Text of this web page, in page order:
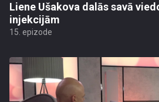
Liene Ušakova dalās savā
injekcijām
15. epizode